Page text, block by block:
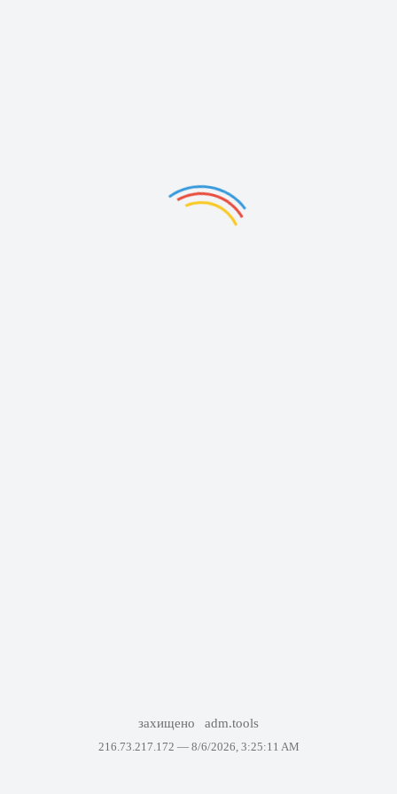
захищено adm.tools
216.73.217.172 — 8/6/2026, 3:25:11 AM